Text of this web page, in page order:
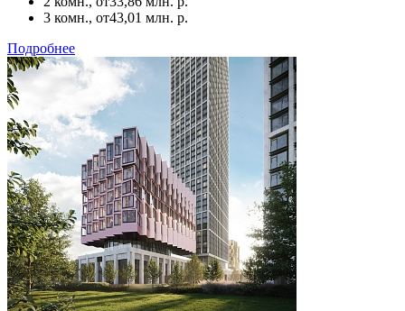
3 комн., от43,01 млн. р.
Подробнее